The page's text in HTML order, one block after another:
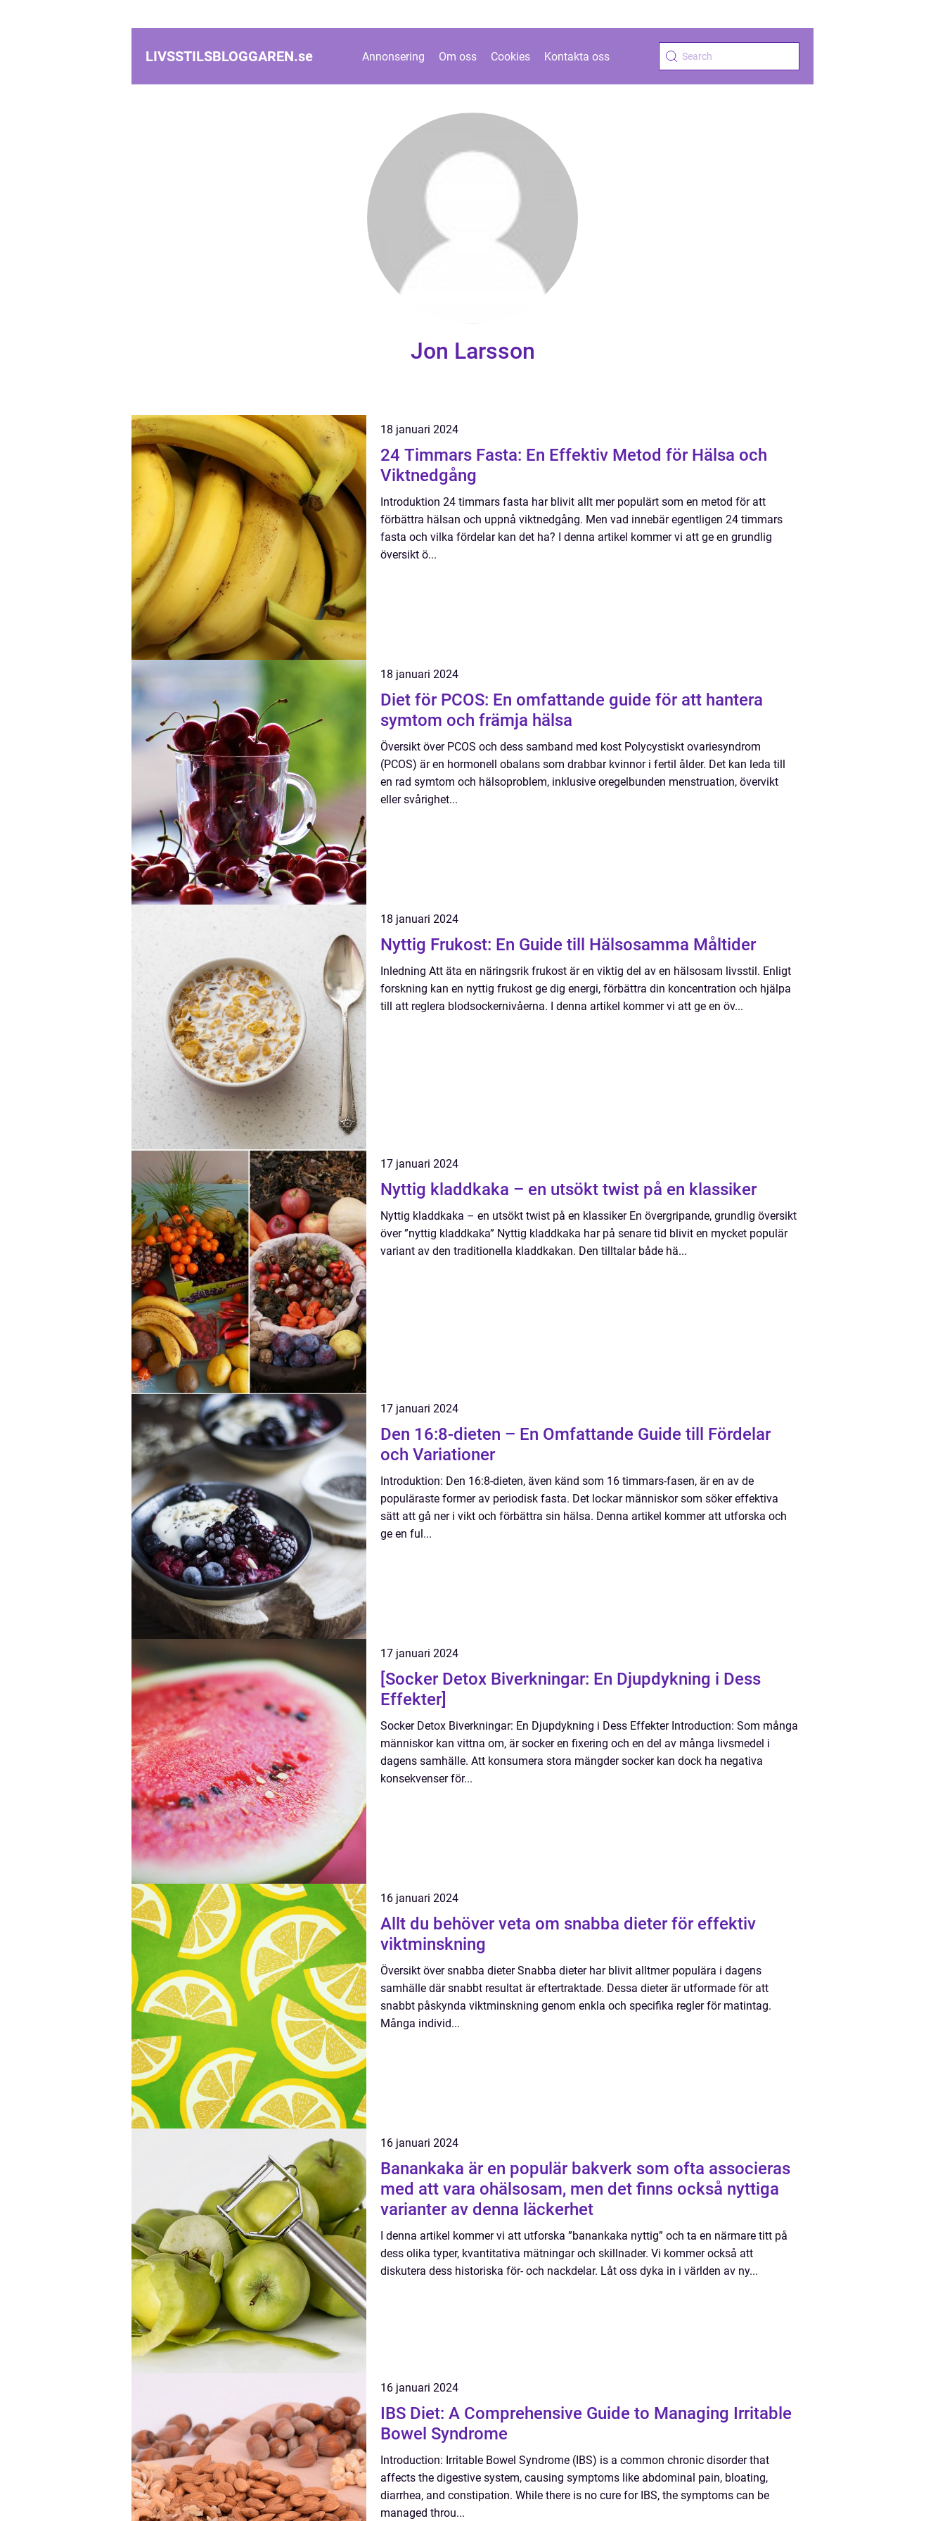
LIVSSTILSBLOGGAREN.se Annonsering Om oss Cookies Kontakta oss
Jon Larsson
18 januari 2024
24 Timmars Fasta: En Effektiv Metod för Hälsa och
Viktnedgång
Introduktion 24 timmars fasta har blivit allt mer populärt som en metod för att
förbättra hälsan och uppnå viktnedgång. Men vad innebär egentligen 24 timmars
fasta och vilka fördelar kan det ha? I denna artikel kommer vi att ge en grundlig
översikt ö...
18 januari 2024
Diet för PCOS: En omfattande guide för att hantera
symtom och främja hälsa
Översikt över PCOS och dess samband med kost Polycystiskt ovariesyndrom
(PCOS) är en hormonell obalans som drabbar kvinnor i fertil ålder. Det kan leda till
en rad symtom och hälsoproblem, inklusive oregelbunden menstruation, övervikt
eller svårighet...
18 januari 2024
Nyttig Frukost: En Guide till Hälsosamma Måltider
Inledning Att äta en näringsrik frukost är en viktig del av en hälsosam livsstil. Enligt
forskning kan en nyttig frukost ge dig energi, förbättra din koncentration och hjälpa
till att reglera blodsockernivåerna. I denna artikel kommer vi att ge en öv...
17 januari 2024
Nyttig kladdkaka – en utsökt twist på en klassiker
Nyttig kladdkaka – en utsökt twist på en klassiker En övergripande, grundlig översikt
över ”nyttig kladdkaka” Nyttig kladdkaka har på senare tid blivit en mycket populär
variant av den traditionella kladdkakan. Den tilltalar både hä...
17 januari 2024
Den 16:8-dieten – En Omfattande Guide till Fördelar
och Variationer
Introduktion: Den 16:8-dieten, även känd som 16 timmars-fasen, är en av de
populäraste former av periodisk fasta. Det lockar människor som söker effektiva
sätt att gå ner i vikt och förbättra sin hälsa. Denna artikel kommer att utforska och
ge en ful...
17 januari 2024
[Socker Detox Biverkningar: En Djupdykning i Dess
Effekter]
Socker Detox Biverkningar: En Djupdykning i Dess Effekter Introduction: Som många
människor kan vittna om, är socker en fixering och en del av många livsmedel i
dagens samhälle. Att konsumera stora mängder socker kan dock ha negativa
konsekvenser för...
16 januari 2024
Allt du behöver veta om snabba dieter för effektiv
viktminskning
Översikt över snabba dieter Snabba dieter har blivit alltmer populära i dagens
samhälle där snabbt resultat är eftertraktade. Dessa dieter är utformade för att
snabbt påskynda viktminskning genom enkla och specifika regler för matintag.
Många individ...
16 januari 2024
Banankaka är en populär bakverk som ofta associeras
med att vara ohälsosam, men det finns också nyttiga
varianter av denna läckerhet
I denna artikel kommer vi att utforska ”banankaka nyttig” och ta en närmare titt på
dess olika typer, kvantitativa mätningar och skillnader. Vi kommer också att
diskutera dess historiska för- och nackdelar. Låt oss dyka in i världen av ny...
16 januari 2024
IBS Diet: A Comprehensive Guide to Managing Irritable
Bowel Syndrome
Introduction: Irritable Bowel Syndrome (IBS) is a common chronic disorder that
affects the digestive system, causing symptoms like abdominal pain, bloating,
diarrhea, and constipation. While there is no cure for IBS, the symptoms can be
managed throu...